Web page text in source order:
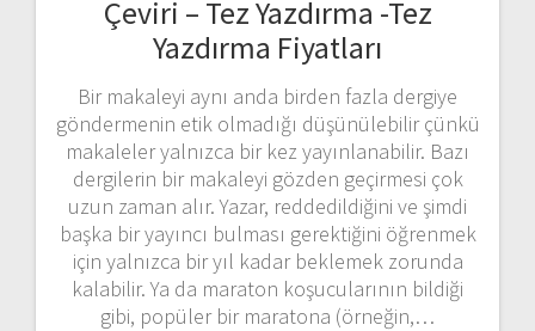
Çeviri – Tez Yazdırma -Tez
Yazdırma Fiyatları
Bir makaleyi aynı anda birden fazla dergiye
göndermenin etik olmadığı düşünülebilir çünkü
makaleler yalnızca bir kez yayınlanabilir. Bazı
dergilerin bir makaleyi gözden geçirmesi çok
uzun zaman alır. Yazar, reddedildiğini ve şimdi
başka bir yayıncı bulması gerektiğini öğrenmek
için yalnızca bir yıl kadar beklemek zorunda
kalabilir. Ya da maraton koşucularının bildiği
gibi, popüler bir maratona (örneğin,…